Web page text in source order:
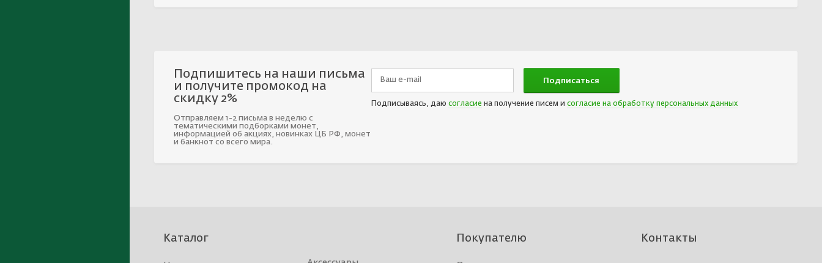
Подпишитесь на наши письма
и получите промокод на
скидку 2%
Отправляем 1-2 письма в неделю с
тематическими подборками монет,
информацией об акциях, новинках ЦБ РФ, монет
и банкнот со всего мира.
Подписываясь, даю согласие на получение писем и согласие на обработку персональных данных
Каталог Покупателю Контакты